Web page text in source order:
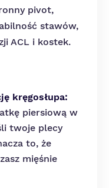
pivot,
stawów,
ACL i kostek.
kręgosłupa:
piersiową w
twoje plecy
to, że
mięśnie